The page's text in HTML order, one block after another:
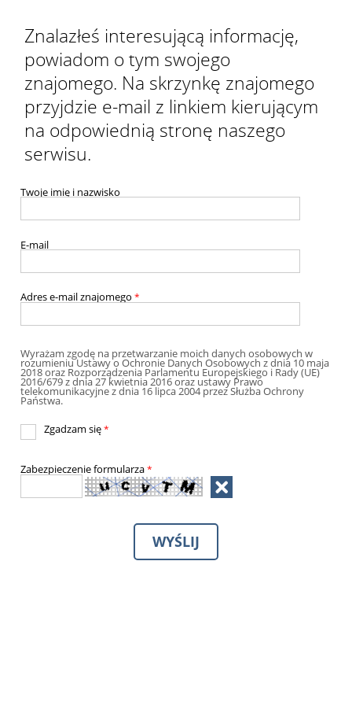
Znalazłeś interesującą informację,
powiadom o tym swojego
znajomego. Na skrzynkę znajomego
przyjdzie e-mail z linkiem kierującym
na odpowiednią stronę naszego
serwisu.
Twoje imię i nazwisko
E-mail
Adres e-mail znajomego *
Wyrażam zgodę na przetwarzanie moich danych osobowych w
rozumieniu Ustawy o Ochronie Danych Osobowych z dnia 10 maja
2018 oraz Rozporządzenia Parlamentu Europejskiego i Rady (UE)
2016/679 z dnia 27 kwietnia 2016 oraz ustawy Prawo
telekomunikacyjne z dnia 16 lipca 2004 przez Służba Ochrony
Państwa.
Zgadzam się *
Zabezpieczenie formularza *